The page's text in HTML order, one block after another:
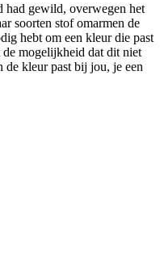
had gewild, overwegen het
soorten stof omarmen de
hebt om een kleur die past
mogelijkheid dat dit niet
de kleur past bij jou, je een